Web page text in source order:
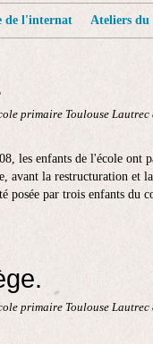
de l'internat Ateliers du
primaire Toulouse Lautrec
les enfants de l'école ont
avant la restructuration et
posée par trois enfants du
primaire Toulouse Lautrec